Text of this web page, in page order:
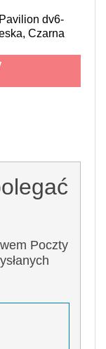
dv6-
Czarna
Poczty